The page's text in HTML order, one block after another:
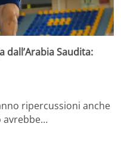
dall’Arabia Saudita:
ripercussioni anche
avrebbe…